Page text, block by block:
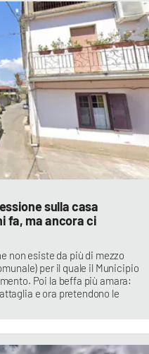
sulla casa
fa, ma ancora ci
non esiste da più di mezzo
per il quale il Municipio
Poi la beffa più amara:
e ora pretendono le